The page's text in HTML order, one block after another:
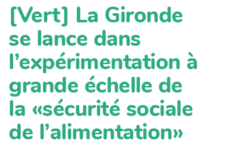
[Vert] La Gironde
se lance dans
l’expérimentation à
grande échelle de
la «sécurité sociale
de l’alimentation»